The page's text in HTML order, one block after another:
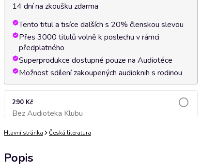
14 dní na zkoušku zdarma
Tento titul a tisíce dalších s 20% členskou slevou
Přes 3000 titulů volně k poslechu v rámci
předplatného
Superprodukce dostupné pouze na Audiotéce
Možnost sdílení zakoupených audioknih s rodinou
290 Kč
Bez Audioteka KlubuPřidat do košíku
Hlavní stránka Česká literatura
Popis